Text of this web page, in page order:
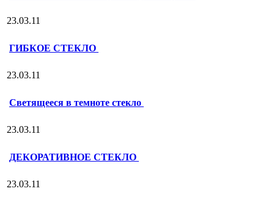
23.03.11
ГИБКОЕ СТЕКЛО
23.03.11
Светящееся в темноте стекло
23.03.11
ДЕКОРАТИВНОЕ СТЕКЛО
23.03.11